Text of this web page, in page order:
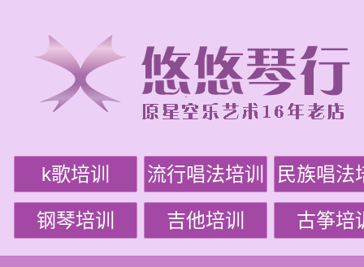
k歌培训 流行唱法培训 民族唱法
钢琴培训 吉他培训 古筝培